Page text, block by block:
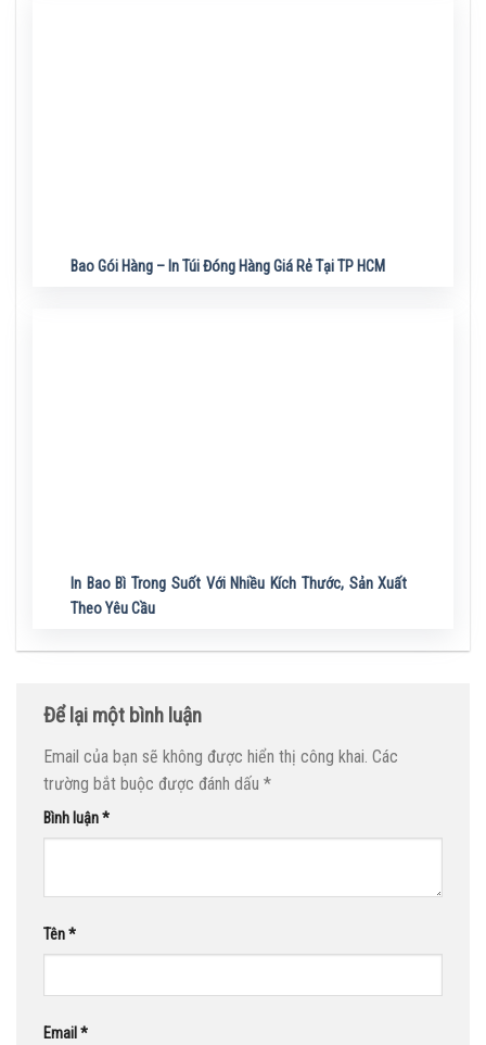
Bao Gói Hàng – In Túi Đóng Hàng Giá Rẻ Tại TP HCM
In Bao Bì Trong Suốt Với Nhiều Kích Thước, Sản Xuất
Theo Yêu Cầu
Để lại một bình luận
Email của bạn sẽ không được hiển thị công khai. Các
trường bắt buộc được đánh dấu *
Bình luận*
Tên*
Email *